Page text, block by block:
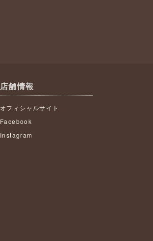
店舗情報
オフィシャルサイト
Facebook
Instagram